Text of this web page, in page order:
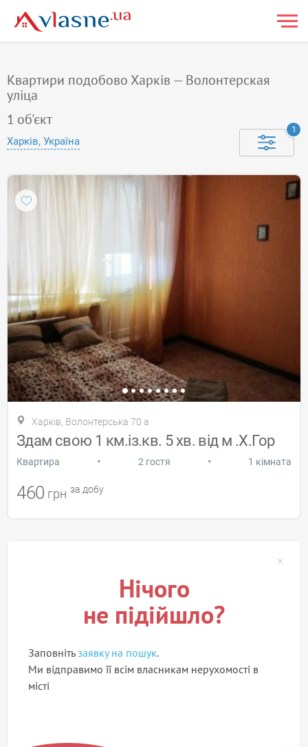
Квартири подобово Харків — Волонтерская
уліца
1 об'єкт
Харків, Україна
1
Харків, Волонтерська 70 а
Здам свою 1 км.із.кв. 5 хв. від м .Х.Гор
Квартира • 2 гостя • 1 кімната
460 грн за добу
Нічого
не підійшло?
Заповнітьзаявку на пошук.
Ми відправимо її всім власникам нерухомості в
місті